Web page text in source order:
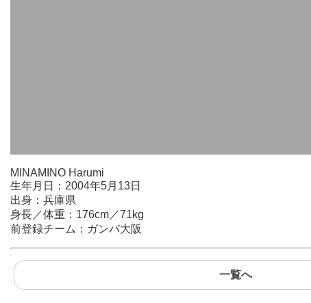
MINAMINO Harumi
生年月日：2004年5月13日
出身：兵庫県
身長／体重：176cm／71kg
前登録チーム：ガンバ大阪
一覧へ